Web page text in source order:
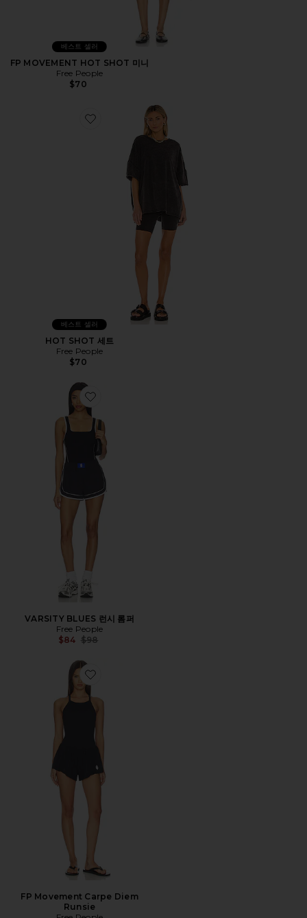
베스트 셀러
FP MOVEMENT HOT SHOT 미니
Free People
$70
Favorite HOT SHOT 세트
베스트 셀러
HOT SHOT 세트
Free People
$70
Favorite VARSITY BLUES 런시 롬퍼
VARSITY BLUES 런시 롬퍼
Free People
$84 Previous price:
$98
Favorite FP Movement Carpe Diem Runsie
FP Movement Carpe Diem
Runsie